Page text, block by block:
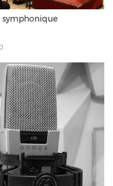
symphonique